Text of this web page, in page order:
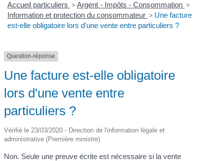
Accueil particuliers > Argent - Impôts - Consommation >
Information et protection du consommateur > Une facture
est-elle obligatoire lors d'une vente entre particuliers ?
Question-réponse
Une facture est-elle obligatoire
lors d'une vente entre
particuliers ?
Vérifié le 23/03/2020 - Direction de l'information légale et
administrative (Première ministre)
Non. Seule une preuve écrite est nécessaire si la vente